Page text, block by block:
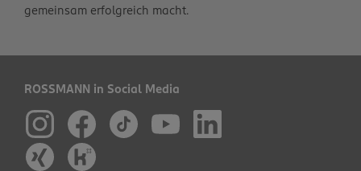
gemeinsam erfolgreich macht.
ROSSMANN in Social Media